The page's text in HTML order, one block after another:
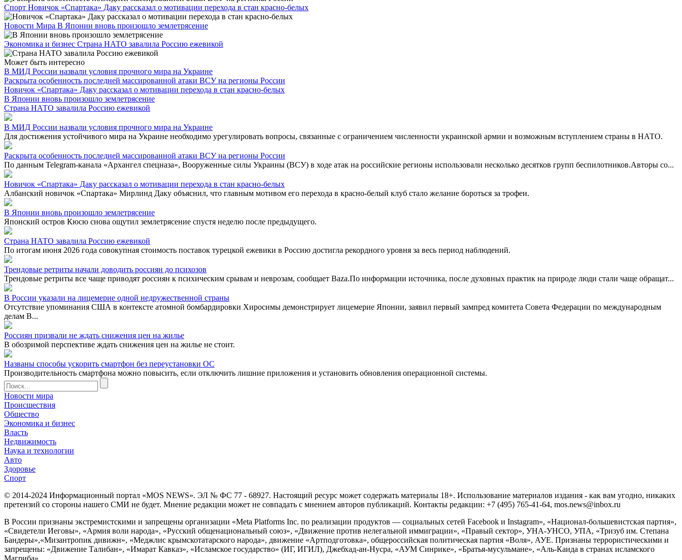
Спорт Новичок «Спартака» Даку рассказал о мотивации перехода в стан красно-белых
Новости Мира В Японии вновь произошло землетрясение
Экономика и бизнес Страна НАТО завалила Россию ежевикой
Может быть интересно
В МИД России назвали условия прочного мира на Украине
Раскрыта особенность последней массированной атаки ВСУ на регионы России
Новичок «Спартака» Даку рассказал о мотивации перехода в стан красно-белых
В Японии вновь произошло землетрясение
Страна НАТО завалила Россию ежевикой
В МИД России назвали условия прочного мира на Украине
Для достижения устойчивого мира на Украине необходимо урегулировать вопросы, связанные с ограничением численности украинской армии и возможным вступлением страны в НАТО.
Раскрыта особенность последней массированной атаки ВСУ на регионы России
По данным Telegram-канала «Архангел спецназа», Вооруженные силы Украины (ВСУ) в ходе атак на российские регионы использовали несколько десятков групп беспилотников.Авторы со...
Новичок «Спартака» Даку рассказал о мотивации перехода в стан красно-белых
Албанский новичок «Спартака» Мирлинд Даку объяснил, что главным мотивом его перехода в красно-белый клуб стало желание бороться за трофеи.
В Японии вновь произошло землетрясение
Японский остров Кюсю снова ощутил землетрясение спустя неделю после предыдущего.
Страна НАТО завалила Россию ежевикой
По итогам июня 2026 года совокупная стоимость поставок турецкой ежевики в Россию достигла рекордного уровня за весь период наблюдений.
Трендовые ретриты начали доводить россиян до психозов
Трендовые ретриты все чаще приводят россиян к психическим срывам и неврозам, сообщает Baza.По информации источника, после духовных практик на природе люди стали чаще обращат...
В России указали на лицемерие одной недружественной страны
Отсутствие упоминания США в контексте атомной бомбардировки Хиросимы демонстрирует лицемерие Японии, заявил первый зампред комитета Совета Федерации по международным
делам В...
Россиян призвали не ждать снижения цен на жилье
В обозримой перспективе ждать снижения цен на жилье не стоит.
Названы способы ускорить смартфон без переустановки ОС
Производительность смартфона можно повысить, если отключить лишние приложения и установить обновления операционной системы.
Новости мира
Происшествия
Общество
Экономика и бизнес
Власть
Недвижимость
Наука и технологии
Авто
Здоровье
Спорт
© 2014-2024 Информационный портал «MOS NEWS». ЭЛ № ФС 77 - 68927. Настоящий ресурс может содержать материалы 18+. Использование материалов издания - как вам угодно, никаких
претензий со стороны нашего СМИ не будет. Мнение редакции может не совпадать с мнением авторов публикаций. Контакты редакции: +7 (495) 765-41-64, mos.news@inbox.ru
В России признаны экстремистскими и запрещены организации «Meta Platforms Inc. по реализации продуктов — социальных сетей Facebook и Instagram», «Национал-большевистская партия»,
«Свидетели Иеговы», «Армия воли народа», «Русский общенациональный союз», «Движение против нелегальной иммиграции», «Правый сектор», УНА-УНСО, УПА, «Тризуб им. Степана
Бандеры»,«Мизантропик дивижн», «Меджлис крымскотатарского народа», движение «Артподготовка», общероссийская политическая партия «Воля», АУЕ. Признаны террористическими и
запрещены: «Движение Талибан», «Имарат Кавказ», «Исламское государство» (ИГ, ИГИЛ), Джебхад-ан-Нусра, «АУМ Синрике», «Братья-мусульмане», «Аль-Каида в странах исламского
Магриба».